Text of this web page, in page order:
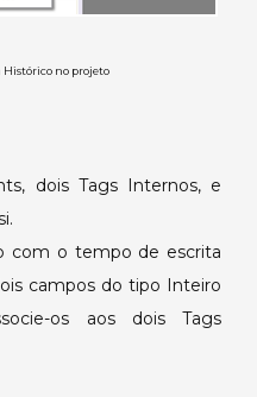
no projeto
dois Tags Internos, e
com o tempo de escrita
campos do tipo Inteiro
os aos dois Tags